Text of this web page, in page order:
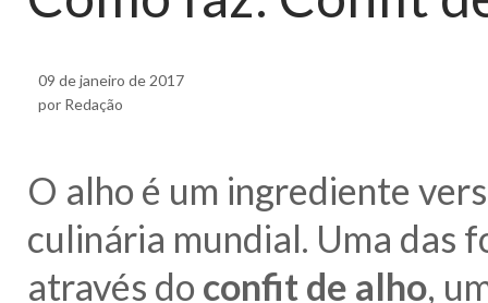
09 de janeiro de 2017
por Redação
O alho é um ingrediente
culinária mundial. Uma das
através do confit de alho,